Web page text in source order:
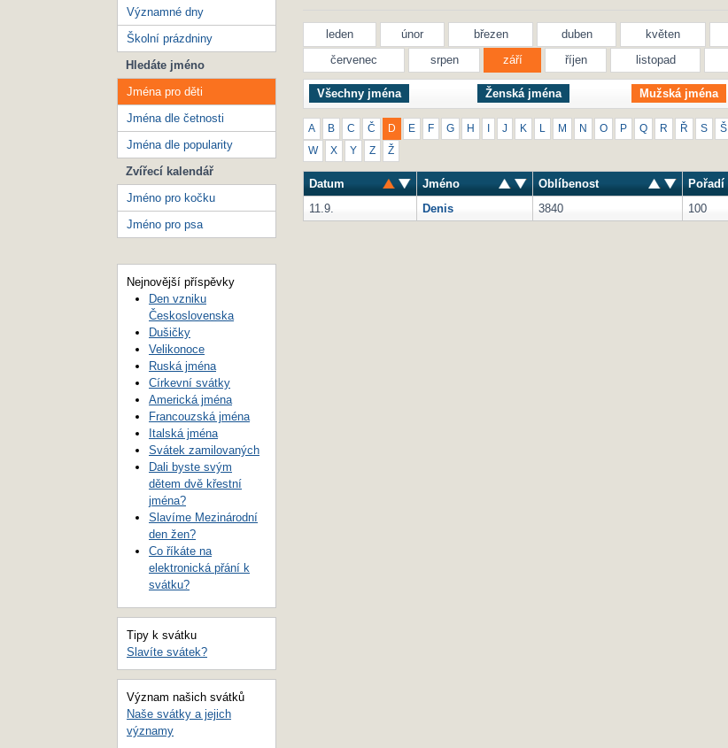
leden únor březen duben květen
červenec
srpen září říjen listopad
Všechny jména Ženská jména Mužská jména
A B C Č D E F G H J K M N O P Q R Ř S Š
W X Y Z Ž
Datum Jméno Oblíbenost
Pořadí
11.9.
Denis 3840 100
Významné dny
Školní prázdniny
Hledáte jméno
Jména pro děti
Jména dle četnosti
Jména dle popularity
Zvířecí kalendář
Jméno pro kočku
Jméno pro psa
Nejnovější příspěvky
Den vzniku
Československa
Dušičky
Velikonoce
Ruská jména
Církevní svátky
Americká jména
Francouzská jména
Italská jména
Svátek zamilovaných
Dali byste svým
dětem dvě křestní
jména?
Slavíme Mezinárodní
den žen?
Co říkáte na
elektronická přání k
svátku?
Tipy k svátku
Slavíte svátek?
Význam našich svátků
Naše svátky a jejich
významy